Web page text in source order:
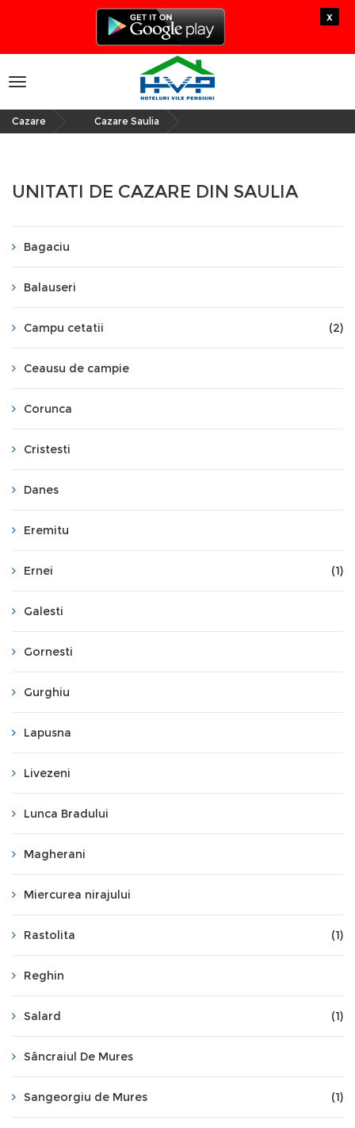
x
Toggle
navigation
Cazare Cazare Saulia
UNITATI DE CAZARE DIN SAULIA
Bagaciu
Balauseri
Campu cetatii (2)
Ceausu de campie
Corunca
Cristesti
Danes
Eremitu
Ernei (1)
Galesti
Gornesti
Gurghiu
Lapusna
Livezeni
Lunca Bradului
Magherani
Miercurea nirajului
Rastolita (1)
Reghin
Salard (1)
Sâncraiul De Mures
Sangeorgiu de Mures (1)